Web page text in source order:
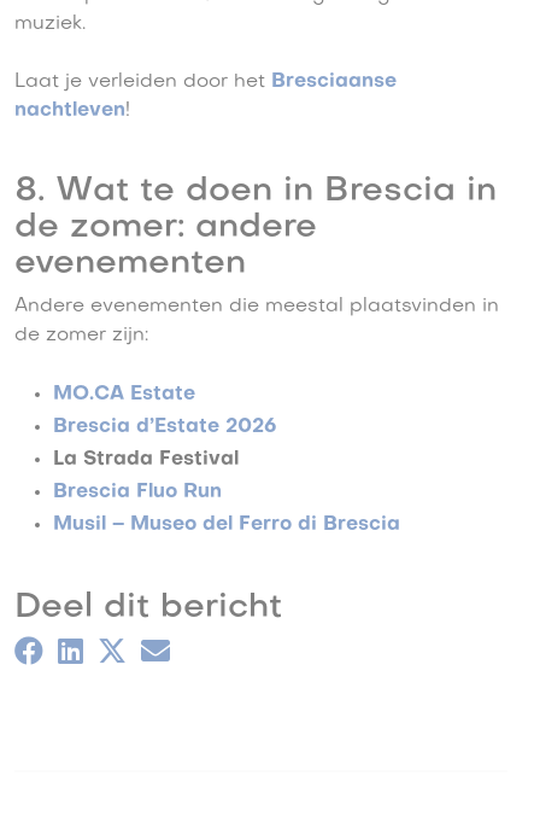
muziek.
Laat je verleiden door het Bresciaanse
nachtleven!
8. Wat te doen in Brescia in
de zomer: andere
evenementen
Andere evenementen die meestal plaatsvinden in
de zomer zijn:
MO.CA Estate
Brescia d’Estate 2026
La Strada Festival
Brescia Fluo Run
Musil – Museo del Ferro di Brescia
Deel dit bericht